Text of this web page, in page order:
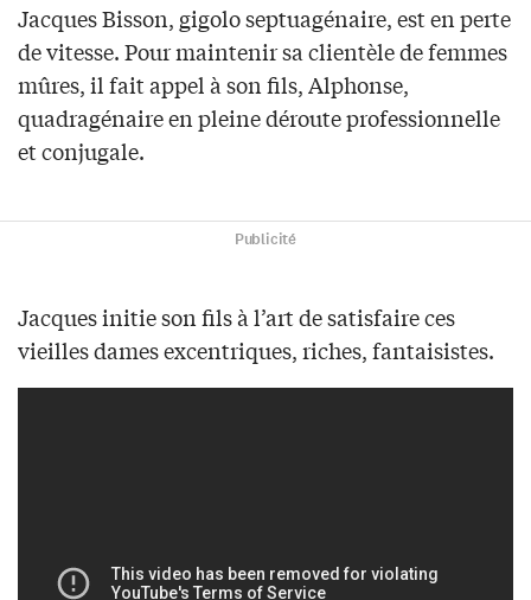
Jacques Bisson, gigolo septuagénaire, est en perte
de vitesse. Pour maintenir sa clientèle de femmes
mûres, il fait appel à son fils, Alphonse,
quadragénaire en pleine déroute professionnelle
et conjugale.
Publicité
Jacques initie son fils à l’art de satisfaire ces
vieilles dames excentriques, riches, fantaisistes.